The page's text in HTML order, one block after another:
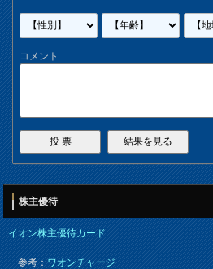
コメント
株主優待
イオン株主優待カード
参考：ワオンチャージ